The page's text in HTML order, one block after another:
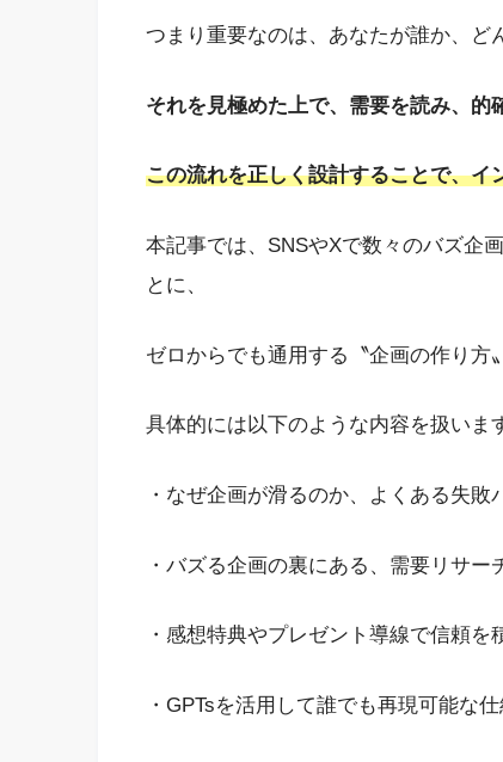
つまり重要なのは、あなたが誰か、ど
それを見極めた上で、需要を読み、的
この流れを正しく設計することで、
本記事では、SNSやXで数々のバズ企
とに、
ゼロからでも通用する〝企画の作り方
具体的には以下のような内容を扱いま
・なぜ企画が滑るのか、よくある失敗
・バズる企画の裏にある、需要リサー
・感想特典やプレゼント導線で信頼を
・GPTsを活用して誰でも再現可能な